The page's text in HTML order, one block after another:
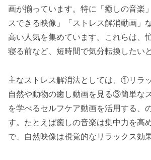
画が揃っています。特に「癒しの音楽
スできる映像」「ストレス解消動画」
高い人気を集めています。これらは、
寝る前など、短時間で気分転換したい
主なストレス解消法としては、①リラ
自然や動物の癒し動画を見る③簡単な
を学べるセルフケア動画を活用する、
す。たとえば癒しの音楽は集中力を高
で、自然映像は視覚的なリラックス効